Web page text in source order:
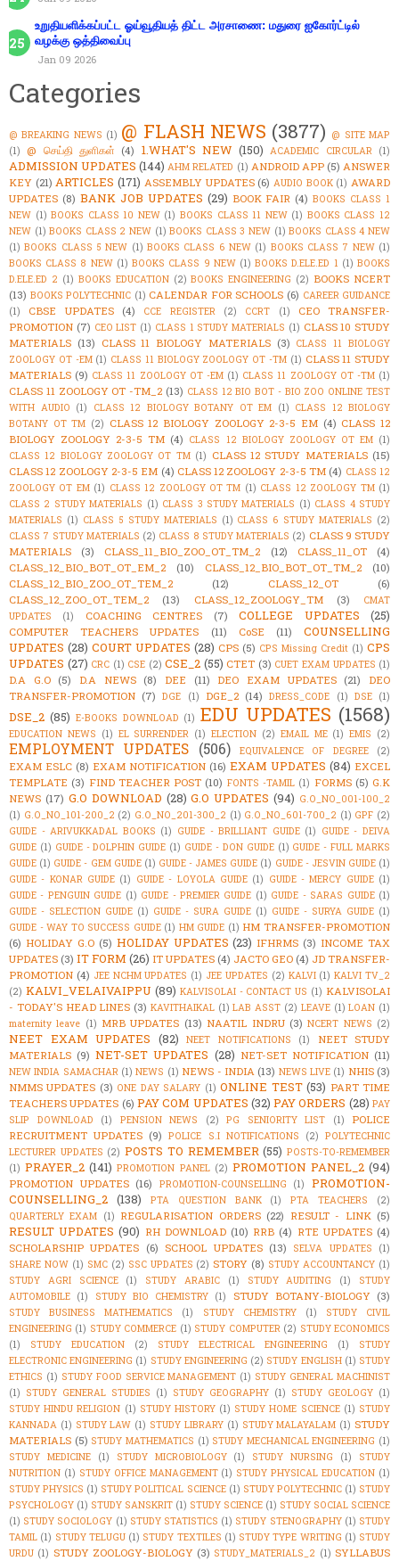
உறுதியளிக்கப்பட்ட ஓய்வூதியத் திட்ட அரசாணை: மதுரை ஐகோர்ட்டில்
வழக்கு ஒத்திவைப்பு
Jan 09 2026
Categories
@ BREAKING NEWS (1) @ FLASH NEWS (3877) @ SITE MAP
(1) @ செய்தி துளிகள் (4) 1.WHAT'S NEW (150) ACADEMIC CIRCULAR (1)
ADMISSION UPDATES (144) AHM RELATED (1) ANDROID APP (5) ANSWER
KEY (21) ARTICLES (171) ASSEMBLY UPDATES (6) AUDIO BOOK (1) AWARD
UPDATES (8) BANK JOB UPDATES (29) BOOK FAIR (4) BOOKS CLASS 1
NEW (1) BOOKS CLASS 10 NEW (1) BOOKS CLASS 11 NEW (1) BOOKS CLASS 12
NEW (1) BOOKS CLASS 2 NEW (1) BOOKS CLASS 3 NEW (1) BOOKS CLASS 4 NEW
(1) BOOKS CLASS 5 NEW (1) BOOKS CLASS 6 NEW (1) BOOKS CLASS 7 NEW (1)
BOOKS CLASS 8 NEW (1) BOOKS CLASS 9 NEW (1) BOOKS D.ELE.ED 1 (1) BOOKS
D.ELE.ED 2 (1) BOOKS EDUCATION (2) BOOKS ENGINEERING (2) BOOKS NCERT
(13) BOOKS POLYTECHNIC (1) CALENDAR FOR SCHOOLS (6) CAREER GUIDANCE
(1)
CBSE UPDATES (4) CCE REGISTER (2) CCRT (1)
CEO TRANSFER-
PROMOTION (7) CEO LIST (1) CLASS 1 STUDY MATERIALS (1) CLASS 10 STUDY
MATERIALS (13) CLASS 11 BIOLOGY MATERIALS (3) CLASS 11 BIOLOGY
ZOOLOGY OT -EM (1) CLASS 11 BIOLOGY ZOOLOGY OT -TM (1) CLASS 11 STUDY
MATERIALS (9) CLASS 11 ZOOLOGY OT -EM (1) CLASS 11 ZOOLOGY OT -TM (1)
CLASS 11 ZOOLOGY OT -TM_2 (13) CLASS 12 BIO BOT - BIO ZOO ONLINE TEST
WITH AUDIO (1) CLASS 12 BIOLOGY BOTANY OT EM (1) CLASS 12 BIOLOGY
BOTANY OT TM (2) CLASS 12 BIOLOGY ZOOLOGY 2-3-5 EM (4) CLASS 12
BIOLOGY ZOOLOGY 2-3-5 TM (4) CLASS 12 BIOLOGY ZOOLOGY OT EM (1)
CLASS 12 BIOLOGY ZOOLOGY OT TM (1) CLASS 12 STUDY MATERIALS (15)
CLASS 12 ZOOLOGY 2-3-5 EM (4) CLASS 12 ZOOLOGY 2-3-5 TM (4) CLASS 12
ZOOLOGY OT EM (1) CLASS 12 ZOOLOGY OT TM (1) CLASS 12 ZOOLOGY TM (1)
CLASS 2 STUDY MATERIALS (1) CLASS 3 STUDY MATERIALS (1) CLASS 4 STUDY
MATERIALS (1) CLASS 5 STUDY MATERIALS (1) CLASS 6 STUDY MATERIALS (2)
CLASS 7 STUDY MATERIALS (2) CLASS 8 STUDY MATERIALS (2) CLASS 9 STUDY
MATERIALS
(3) CLASS_11_BIO_ZOO_OT_TM_2 (12) CLASS_11_OT
(4)
CLASS_12_BIO_BOT_OT_EM_2
(10) CLASS_12_BIO_BOT_OT_TM_2
(10)
CLASS_12_BIO_ZOO_OT_TEM_2
(12) CLASS_12_OT
(6)
CLASS_12_ZOO_OT_TEM_2
(13) CLASS_12_ZOOLOGY_TM (3)
CMAT
UPDATES
(1) COACHING CENTRES (7) COLLEGE UPDATES (25)
COMPUTER TEACHERS UPDATES (11) CoSE (11)
COUNSELLING
UPDATES (28) COURT UPDATES (28) CPS (5) CPS Missing Credit (1) CPS
UPDATES (27) CRC (1) CSE (2) CSE_2 (55) CTET (3) CUET EXAM UPDATES (1)
D.A G.O (5) D.A NEWS (8) DEE (11) DEO EXAM UPDATES (21)
DEO
TRANSFER-PROMOTION (7) DGE (1) DGE_2 (14) DRESS_CODE (1) DSE (1)
DSE_2 (85) E-BOOKS DOWNLOAD (1) EDU UPDATES (1568)
EDUCATION NEWS (1) EL SURRENDER (1) ELECTION (2) EMAIL ME (1) EMIS (2)
EMPLOYMENT UPDATES (506) EQUIVALENCE OF DEGREE (2)
EXAM ESLC (8) EXAM NOTIFICATION (16) EXAM UPDATES (84) EXCEL
TEMPLATE (3) FIND TEACHER POST (10) FONTS -TAMIL (1) FORMS (5) G.K
NEWS (17) G.O DOWNLOAD (28) G.O UPDATES (94) G.O_NO_001-100_2
(1) G.O_NO_101-200_2 (2) G.O_NO_201-300_2 (1) G.O_NO_601-700_2 (1) GPF (2)
GUIDE - ARIVUKKADAL BOOKS (1) GUIDE - BRILLIANT GUIDE (1) GUIDE - DEIVA
GUIDE (1) GUIDE - DOLPHIN GUIDE (1) GUIDE - DON GUIDE (1) GUIDE - FULL MARKS
GUIDE (1) GUIDE - GEM GUIDE (1) GUIDE - JAMES GUIDE (1) GUIDE - JESVIN GUIDE (1)
GUIDE - KONAR GUIDE (1) GUIDE - LOYOLA GUIDE (1) GUIDE - MERCY GUIDE (1)
GUIDE - PENGUIN GUIDE (1) GUIDE - PREMIER GUIDE (1) GUIDE - SARAS GUIDE (1)
GUIDE - SELECTION GUIDE (1) GUIDE - SURA GUIDE (1) GUIDE - SURYA GUIDE (1)
GUIDE - WAY TO SUCCESS GUIDE (1) HM GUIDE (1) HM TRANSFER-PROMOTION
(6) HOLIDAY G.O (5) HOLIDAY UPDATES (23) IFHRMS (3) INCOME TAX
UPDATES (3) IT FORM (26) IT UPDATES (4) JACTO GEO (4) JD TRANSFER-
PROMOTION (4) JEE NCHM UPDATES (1) JEE UPDATES (2) KALVI (1) KALVI TV_2
(2) KALVI_VELAIVAIPPU (89) KALVISOLAI - CONTACT US (1) KALVISOLAI
- TODAY'S HEAD LINES (3) KAVITHAIKAL (1) LAB ASST (2) LEAVE (1) LOAN (1)
maternity leave (1) MRB UPDATES (13) NAATIL INDRU (3) NCERT NEWS (2)
NEET EXAM UPDATES (82) NEET NOTIFICATIONS (1)
NEET STUDY
MATERIALS (9) NET-SET UPDATES (28) NET-SET NOTIFICATION (11)
NEW INDIA SAMACHAR (1) NEWS (1) NEWS - INDIA (13) NEWS LIVE (1) NHIS (3)
NMMS UPDATES (3) ONE DAY SALARY (1) ONLINE TEST (53) PART TIME
TEACHERS UPDATES (6) PAY COM UPDATES (32) PAY ORDERS (28) PAY
SLIP DOWNLOAD
(1) PENSION NEWS (2) PG SENIORITY LIST (1)
POLICE
RECRUITMENT UPDATES (9) POLICE S.I NOTIFICATIONS (2) POLYTECHNIC
LECTURER UPDATES (2) POSTS TO REMEMBER (55) POSTS-TO-REMEMBER
(1) PRAYER_2 (141) PROMOTION PANEL (2) PROMOTION PANEL_2 (94)
PROMOTION UPDATES (16) PROMOTION-COUNSELLING (1)
PROMOTION-
COUNSELLING_2 (138) PTA QUESTION BANK (1) PTA TEACHERS
(2)
QUARTERLY EXAM (1) REGULARISATION ORDERS (22) RESULT - LINK (5)
RESULT UPDATES (90) RH DOWNLOAD (10) RRB (4) RTE UPDATES (4)
SCHOLARSHIP UPDATES (6) SCHOOL UPDATES (13) SELVA UPDATES
(1)
SHARE NOW (1) SMC (2) SSC UPDATES (2) STORY (8) STUDY ACCOUNTANCY (1)
STUDY AGRI SCIENCE
(1) STUDY ARABIC (1) STUDY AUDITING (1)
STUDY
AUTOMOBILE (1) STUDY BIO CHEMISTRY (1) STUDY BOTANY-BIOLOGY (3)
STUDY BUSINESS MATHEMATICS (1) STUDY CHEMISTRY (1)
STUDY CIVIL
ENGINEERING (1) STUDY COMMERCE (1) STUDY COMPUTER (2) STUDY ECONOMICS
(1)
STUDY EDUCATION (2) STUDY ELECTRICAL ENGINEERING (1)
STUDY
ELECTRONIC ENGINEERING (1) STUDY ENGINEERING (2) STUDY ENGLISH (1) STUDY
ETHICS (1) STUDY FOOD SERVICE MANAGEMENT (1) STUDY GENERAL MACHINIST
(1) STUDY GENERAL STUDIES (1) STUDY GEOGRAPHY (1) STUDY GEOLOGY (1)
STUDY HINDU RELIGION (1) STUDY HISTORY (1) STUDY HOME SCIENCE (1) STUDY
KANNADA (1) STUDY LAW (1) STUDY LIBRARY (1) STUDY MALAYALAM (1) STUDY
MATERIALS (5) STUDY MATHEMATICS (1) STUDY MECHANICAL ENGINEERING (1)
STUDY MEDICINE
(1) STUDY MICROBIOLOGY (1) STUDY NURSING (1)
STUDY
NUTRITION (1) STUDY OFFICE MANAGEMENT (1) STUDY PHYSICAL EDUCATION (1)
STUDY PHYSICS (1) STUDY POLITICAL SCIENCE (1) STUDY POLYTECHNIC (1) STUDY
PSYCHOLOGY (1) STUDY SANSKRIT (1) STUDY SCIENCE (1) STUDY SOCIAL SCIENCE
(1) STUDY SOCIOLOGY (1) STUDY STATISTICS (1) STUDY STENOGRAPHY (1) STUDY
TAMIL (1) STUDY TELUGU (1) STUDY TEXTILES (1) STUDY TYPE WRITING (1) STUDY
URDU (1) STUDY ZOOLOGY-BIOLOGY (3) STUDY_MATERIALS_2 (1) SYLLABUS